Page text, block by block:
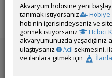
YANIT YAZ FAVORİ
Akvaryum Ansiklopedisi
Akvaryum hobisine yeni
tanımak istiyorsanız
Hobiye
hobinin içerisindeyseniz ve
görmek istiyorsanız
Hobici
akvaryumunuzda
ulaştıysanız
Acil sekmesini,
ve ilanlara gitmek için